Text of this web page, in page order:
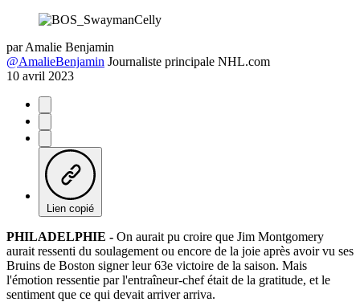
par Amalie Benjamin
@AmalieBenjamin Journaliste principale NHL.com
10 avril 2023
Lien copié
PHILADELPHIE - On aurait pu croire que Jim Montgomery
aurait ressenti du soulagement ou encore de la joie après avoir vu ses
Bruins de Boston signer leur 63e victoire de la saison. Mais
l'émotion ressentie par l'entraîneur-chef était de la gratitude, et le
sentiment que ce qui devait arriver arriva.